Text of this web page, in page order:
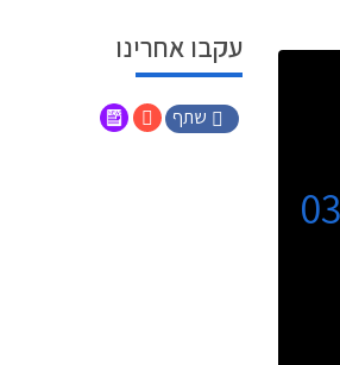
עקבו אחרינו
שתף